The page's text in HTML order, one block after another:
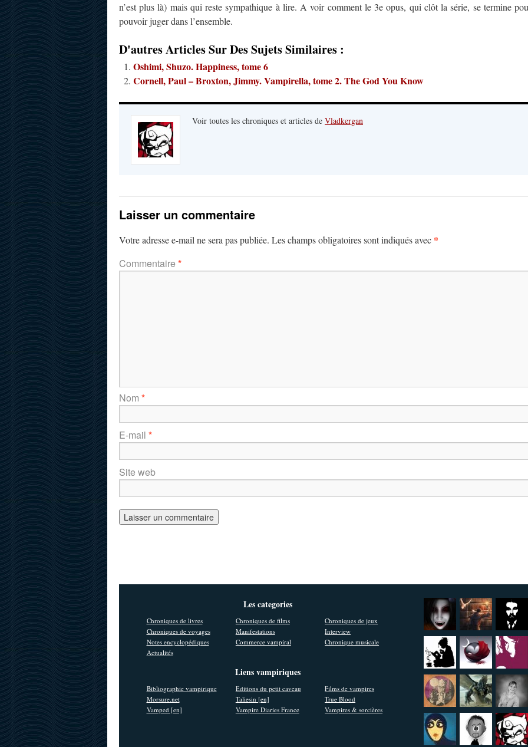
n’est plus là) mais qui reste sympathique à lire. A voir comment le 3e opus, qui clôt la série, se termine
pouvoir juger dans l’ensemble.
D'autres Articles Sur Des Sujets Similaires :
Oshimi, Shuzo. Happiness, tome 6
Cornell, Paul – Broxton, Jimmy. Vampirella, tome 2. The God You Know
Voir toutes les chroniques et articles de Vladkergan
Laisser un commentaire
Votre adresse e-mail ne sera pas publiée. Les champs obligatoires sont indiqués avec *
Commentaire *
Nom *
E-mail *
Site web
Les categories
Chroniques de livres Chroniques de films
Chroniques de jeux
Chroniques de voyages
Manifestations
Interview
Notes encyclopédiques
Commerce vampiral
Chronique musicale
Actualités
Liens vampiriques
Bibliographie vampirique Editions du petit caveau
Films de vampires
Morsure.net
Taliesin [en]
True Blood
Vamped [en]
Vampire Diaries France Vampires & sorcières